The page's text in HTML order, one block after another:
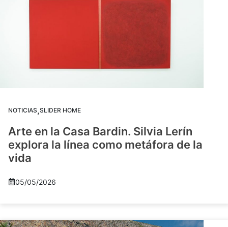
NOTICIAS,SLIDER HOME
Arte en la Casa Bardin. Silvia Lerín
explora la línea como metáfora de la
vida
05/05/2026